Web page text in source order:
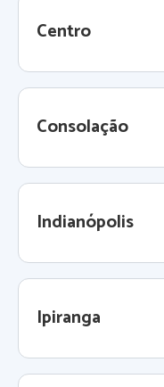
Centro
Consolação
Indianópolis
Ipiranga